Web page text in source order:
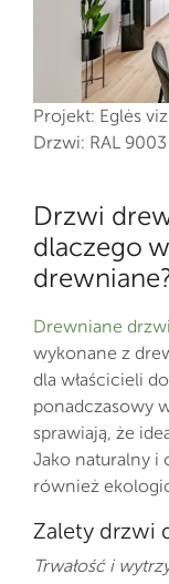
Projekt: Eglės
Drzwi: RAL 9003
Drzwi
dlaczego
Drewniane
wykonane z
dla właścicieli
ponadczasowy
sprawiają, że
Jako naturalny i
również
Zalety drzwi
Trwałość i